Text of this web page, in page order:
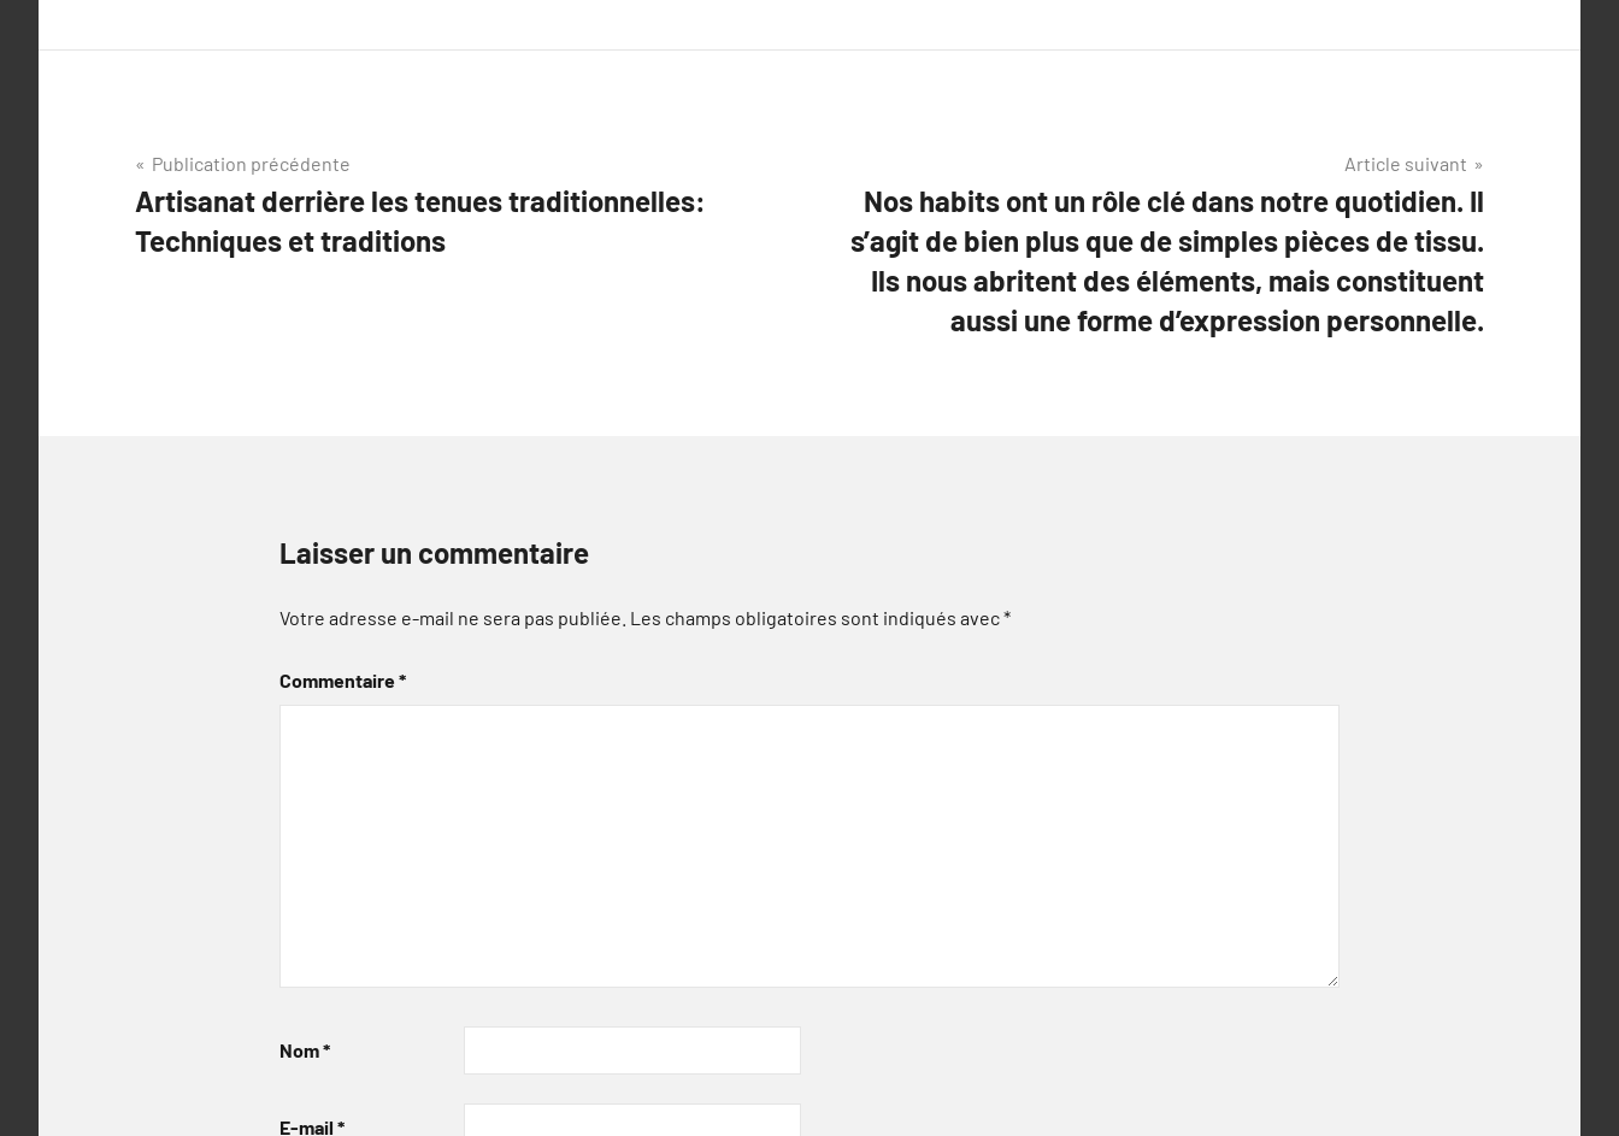
Navigation
de
l’article
Publication précédente
Artisanat derrière les tenues traditionnelles:
Techniques et traditions
Article suivant
Nos habits ont un rôle clé dans notre quotidien. Il
s’agit de bien plus que de simples pièces de tissu.
Ils nous abritent des éléments, mais constituent
aussi une forme d’expression personnelle.
Laisser un commentaire
Votre adresse e-mail ne sera pas publiée. Les champs obligatoires sont indiqués avec*
Commentaire*
Nom*
E-mail *